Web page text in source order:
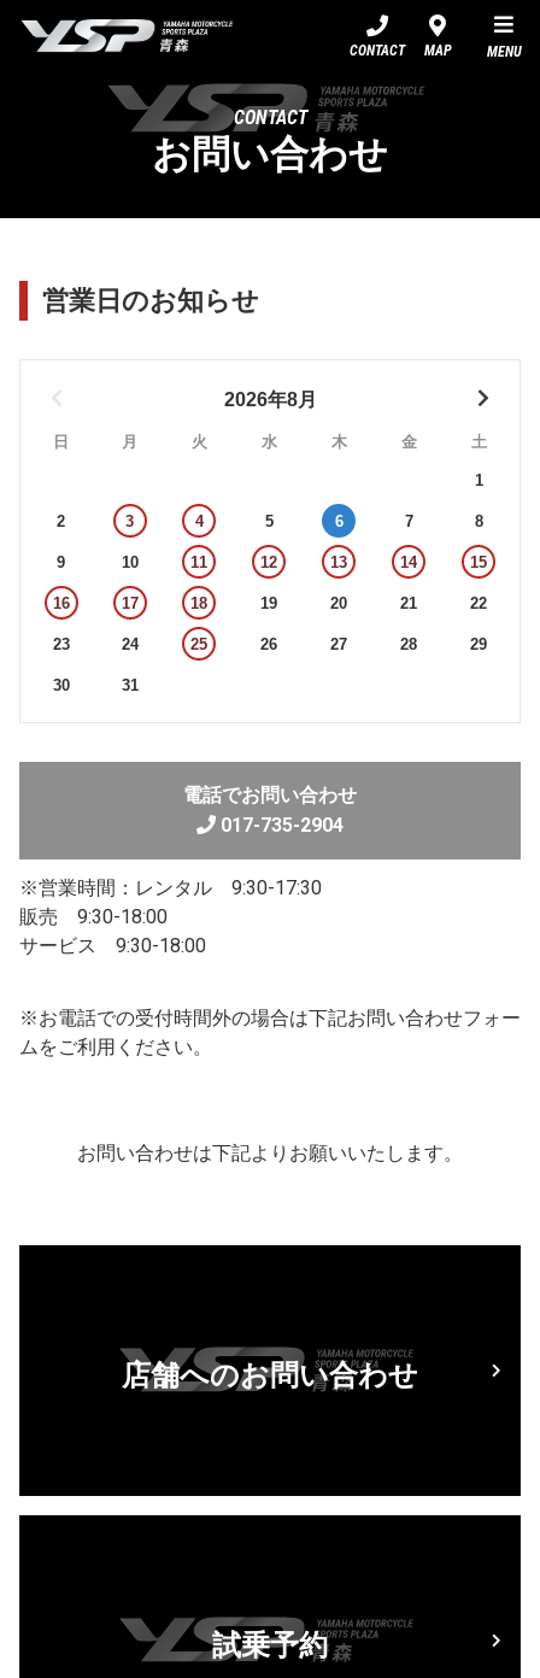
CONTACT MAP MENU
CONTACT
お問い合わせ
営業日のお知らせ
2026年8月
日 月 火 水 木 金 土
1
2 3 4 5 6 7 8
9 10 11 12 13 14 15
16 17 18 19 20 21 22
23 24 25 26 27 28 29
30 31
電話でお問い合わせ
017-735-2904
※営業時間：レンタル 9:30-17:30
販売 9:30-18:00
サービス 9:30-18:00
※お電話での受付時間外の場合は下記お問い合わせフォー
ムをご利用ください。
お問い合わせは下記よりお願いいたします。
店舗へのお問い合わせ
試乗予約